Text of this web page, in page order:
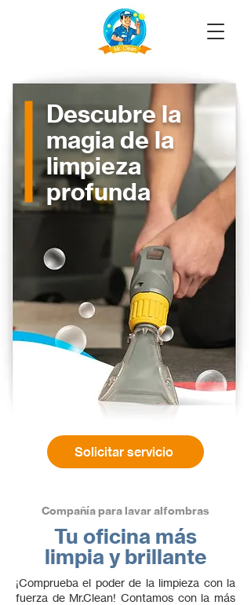
Descubre la
magia de la
limpieza
profunda
Solicitar servicio
Compañía para lavar alfombras
Tu oficina más
limpia y brillante
¡Comprueba el poder de la limpieza con la
fuerza de Mr.Clean! Contamos con la más